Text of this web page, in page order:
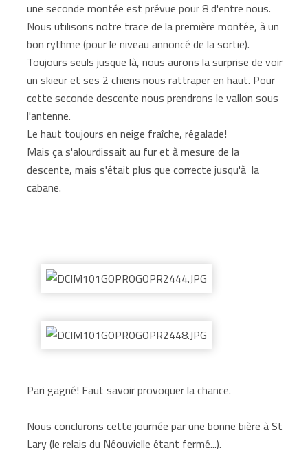
une seconde montée est prévue pour 8 d'entre nous.
Nous utilisons notre trace de la première montée, à un
bon rythme (pour le niveau annoncé de la sortie).
Toujours seuls jusque là, nous aurons la surprise de voir
un skieur et ses 2 chiens nous rattraper en haut. Pour
cette seconde descente nous prendrons le vallon sous
l'antenne.
Le haut toujours en neige fraîche, régalade!
Mais ça s'alourdissait au fur et à mesure de la
descente, mais s'était plus que correcte jusqu'à la
cabane.
Pari gagné! Faut savoir provoquer la chance.
Nous conclurons cette journée par une bonne bière à St
Lary (le relais du Néouvielle étant fermé...).